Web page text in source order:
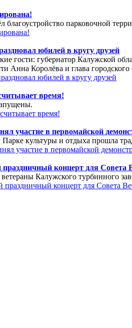
парковочной
юбилей в кругу друзей
гости: губернатор Калужской
Анна Королёва и глава
время!
участие в первомайской
культуры и отдыха прошла
концерт для Совета
Калужского турбинного